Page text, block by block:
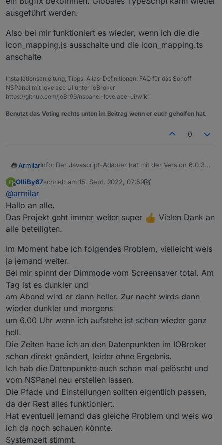
Vielen Dank für den geilen Support an
@
auch an @Armilar
ausgeführt werden.
Also bei mir funktioniert es wieder, wenn ich die die
icon_mapping.js ausschalte und die icon_mapping.ts
anschalte
Installationsanleitung, Tipps, Alias-Definitionen, FAQ für das Sonoff
NSPanel mit lovelace UI unter ioBroker
https://github.com/joBr99/nspanel-lovelace-ui/wiki
Benutzt das Voting rechts unten im Beitrag wenn er euch geholfen hat.
0
ArmilarInfo: Der Javascript-Adapter hat mit der Version 6.0.3
wieder ausgeführt werden.
Also bei mir funktioniert es wieder, wenn ich die die
anschalte
O
Offline
OlliBy67schrieb am 15. Sept. 2022, 07:59
zuletzt editiert von OlliBy67
@armilar
Hallo an alle.
Das Projekt geht immer weiter super
Vielen Dank an
alle beteiligten.
Im Moment habe ich folgendes Problem, vielleicht weis
ja jemand weiter.
Bei mir spinnt der Dimmode vom Screensaver total. Am
Tag ist es dunkler und
am Abend wird er dann heller. Zur nacht wirds dann
wieder dunkler und morgens
um 6.00 Uhr wenn ich aufstehe ist schon wieder ganz
hell.
Die Zeiten habe ich an den Datenpunkten im IOBroker
schon direkt geändert, leider ohne Ergebnis.
Ich hab die Datenpunkte auch schon mal gelöscht und
vom NSPanel neu erstellen lassen.
Die Pfade und Einstellungen sollten eigentlich passen,
da der Rest alles funktioniert.
Hat eventuell jemand das gleiche Problem und weis wo
ich da noch schauen könnte.
Systemzeit stimmt.